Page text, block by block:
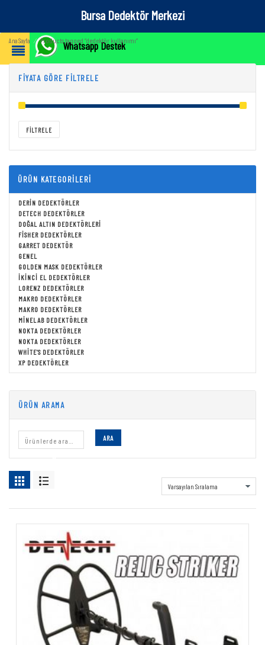
Bursa Dedektör Merkezi
Whatsapp Destek
Ana Sayfa ⁄ Products tagged “dedektör kullanımı”
FIYATA GÖRE FILTRELE
FILTRELE
ÜRÜN KATEGORILERI
DERIN DEDEKTÖRLER
DETECH DEDEKTÖRLER
DOĞAL ALTIN DEDEKTÖRLERI
FISHER DEDEKTÖRLER
GARRET DEDEKTÖR
GENEL
GOLDEN MASK DEDEKTÖRLER
İKINCI EL DEDEKTÖRLER
LORENZ DEDEKTÖRLER
MAKRO DEDEKTÖRLER
MAKRO DEDEKTÖRLER
MINELAB DEDEKTÖRLER
NOKTA DEDEKTÖRLER
NOKTA DEDEKTÖRLER
WHITE'S DEDEKTÖRLER
XP DEDEKTÖRLER
ÜRÜN ARAMA
ARA
DEDEKTÖR KULLANIMI